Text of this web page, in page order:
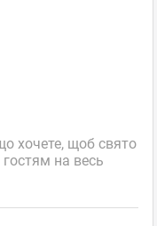
хочете, щоб свято
на весь